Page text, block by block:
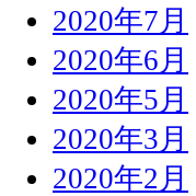
2020年7月
2020年6月
2020年5月
2020年3月
2020年2月